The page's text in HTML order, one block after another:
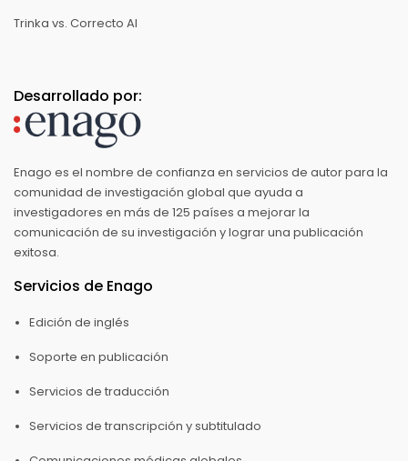
Trinka vs. Correcto AI
Desarrollado por:
Enago es el nombre de confianza en servicios de autor para la
comunidad de investigación global que ayuda a
investigadores en más de 125 países a mejorar la
comunicación de su investigación y lograr una publicación
exitosa.
Servicios de Enago
Edición de inglés
Soporte en publicación
Servicios de traducción
Servicios de transcripción y subtitulado